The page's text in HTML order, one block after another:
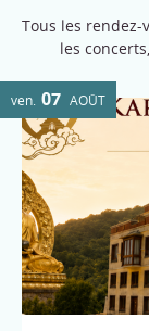
Tous les rendez-
les
ven. 07 AOÛT